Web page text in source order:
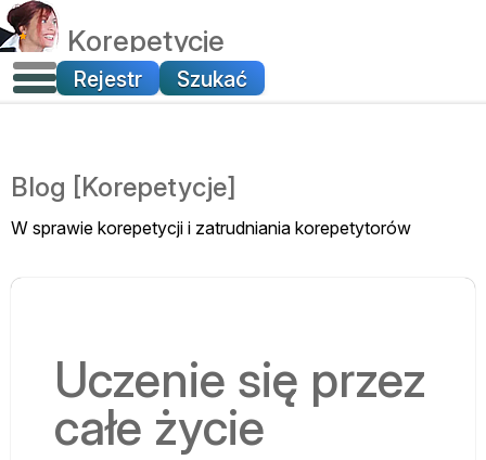
Korepetycje
Rejestr Szukać
Blog [Korepetycje]
W sprawie korepetycji i zatrudniania korepetytorów
Uczenie się przez
całe życie